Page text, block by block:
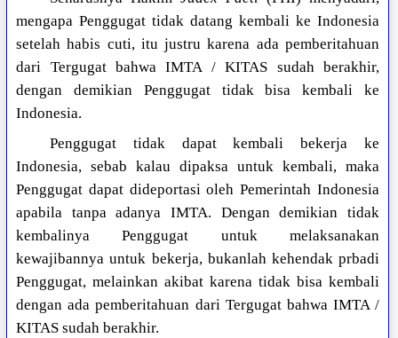
mengapa Penggugat tidak datang kembali ke Indonesia
setelah habis cuti, itu justru karena ada pemberitahuan
dari Tergugat bahwa IMTA / KITAS sudah berakhir,
dengan demikian Penggugat tidak bisa kembali ke
Indonesia.
Penggugat tidak dapat kembali bekerja ke
Indonesia, sebab kalau dipaksa untuk kembali, maka
Penggugat dapat dideportasi oleh Pemerintah Indonesia
apabila tanpa adanya IMTA. Dengan demikian tidak
kembalinya Penggugat untuk melaksanakan
kewajibannya untuk bekerja, bukanlah kehendak prbadi
Penggugat, melainkan akibat karena tidak bisa kembali
dengan ada pemberitahuan dari Tergugat bahwa IMTA /
KITAS sudah berakhir.